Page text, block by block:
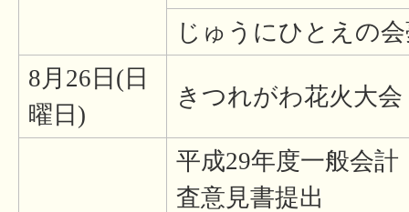
じゅうにひとえの
8月26日(日
曜日)
きつれがわ花火大会
平成29年度一般会
査意見書提出